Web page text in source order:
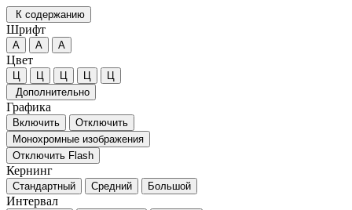
К содержанию
Шрифт
А А А
Цвет
Ц Ц Ц Ц
Ц
Дополнительно
Графика
Включить
Отключить
Монохромные изображения
Отключить Flash
Кернинг
Стандартный Средний Большой
Интервал